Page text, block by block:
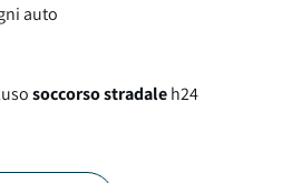
auto
soccorso stradaleh24